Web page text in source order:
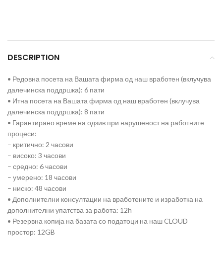
DESCRIPTION
• Редовна посета на Вашата фирма од наш вработен (вклучува
далечинска поддршка): 6 пати
• Итна посета на Вашата фирма од наш вработен (вклучува
далечинска поддршка): 8 пати
• Гарантирано време на одзив при нарушеност на работните
процеси:
– критично: 2 часови
– високо: 3 часови
– средно: 6 часови
– умерено: 18 часови
– ниско: 48 часови
• Дополнителни консултации на вработените и изработка на
дополнителни упатства за работа: 12h
• Резервна копија на базата со податоци на наш CLOUD
простор: 12GB